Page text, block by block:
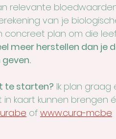
relevante
van je
concreet plan om die
meer herstellen dan je
te starten? Ik plan
in kaart kunnen brengen
of www.cura-mc.be